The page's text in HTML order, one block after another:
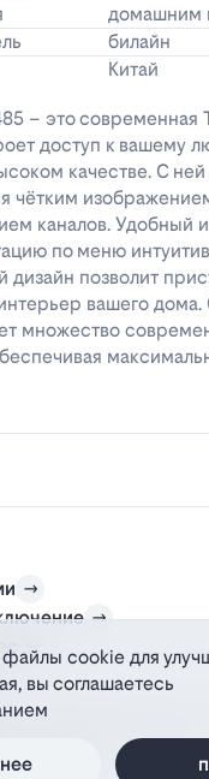
домашним
билайн
Китай
– это современная
доступ к вашему
качестве. С
чётким
каналов. Удобный
по меню
дизайн позволит
вашего дома.
множество
агентского договора
данных
cookie для
вы соглашаетесь